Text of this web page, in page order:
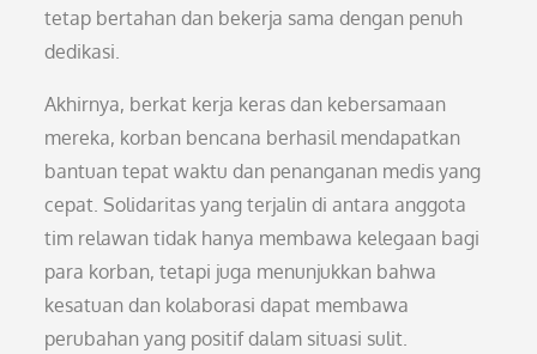
tetap bertahan dan bekerja sama dengan penuh
dedikasi.
Akhirnya, berkat kerja keras dan kebersamaan
mereka, korban bencana berhasil mendapatkan
bantuan tepat waktu dan penanganan medis yang
cepat. Solidaritas yang terjalin di antara anggota
tim relawan tidak hanya membawa kelegaan bagi
para korban, tetapi juga menunjukkan bahwa
kesatuan dan kolaborasi dapat membawa
perubahan yang positif dalam situasi sulit.